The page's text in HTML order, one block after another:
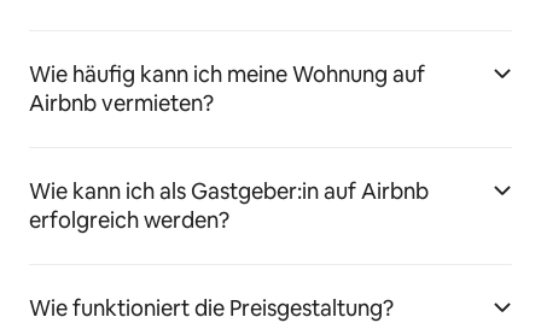
Wie häufig kann ich meine Wohnung auf
Airbnb vermieten?
Wie kann ich als Gastgeber:in auf Airbnb
erfolgreich werden?
Wie funktioniert die Preisgestaltung?